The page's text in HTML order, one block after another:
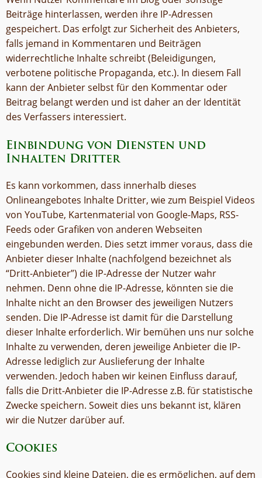
Beiträge hinterlassen, werden ihre IP-Adressen
gespeichert. Das erfolgt zur Sicherheit des Anbieters,
falls jemand in Kommentaren und Beiträgen
widerrechtliche Inhalte schreibt (Beleidigungen,
verbotene politische Propaganda, etc.). In diesem Fall
kann der Anbieter selbst für den Kommentar oder
Beitrag belangt werden und ist daher an der Identität
des Verfassers interessiert.
Einbindung von Diensten und
Inhalten Dritter
Es kann vorkommen, dass innerhalb dieses
Onlineangebotes Inhalte Dritter, wie zum Beispiel Videos
von YouTube, Kartenmaterial von Google-Maps, RSS-
Feeds oder Grafiken von anderen Webseiten
eingebunden werden. Dies setzt immer voraus, dass die
Anbieter dieser Inhalte (nachfolgend bezeichnet als
“Dritt-Anbieter”) die IP-Adresse der Nutzer wahr
nehmen. Denn ohne die IP-Adresse, könnten sie die
Inhalte nicht an den Browser des jeweiligen Nutzers
senden. Die IP-Adresse ist damit für die Darstellung
dieser Inhalte erforderlich. Wir bemühen uns nur solche
Inhalte zu verwenden, deren jeweilige Anbieter die IP-
Adresse lediglich zur Auslieferung der Inhalte
verwenden. Jedoch haben wir keinen Einfluss darauf,
falls die Dritt-Anbieter die IP-Adresse z.B. für statistische
Zwecke speichern. Soweit dies uns bekannt ist, klären
wir die Nutzer darüber auf.
Cookies
Cookies sind kleine Dateien, die es ermöglichen, auf dem